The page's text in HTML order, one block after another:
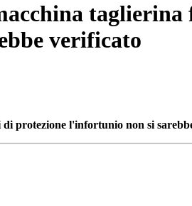
verificato
di protezione l'infortunio non si